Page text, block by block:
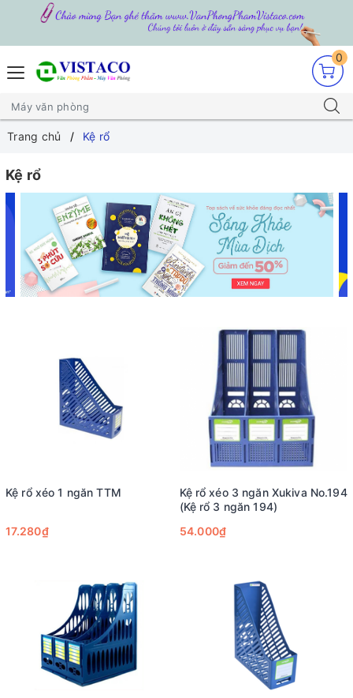
0
Trang chủ Kệ rổ
Kệ rổ
Kệ rổ xéo 1 ngăn TTM
17.280₫
Kệ rổ xéo 3 ngăn Xukiva No.194
(Kệ rổ 3 ngăn 194)
54.000₫